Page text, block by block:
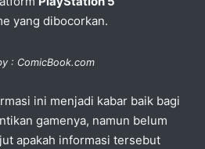
yang dibocorkan.
: ComicBook.com
ini menjadi kabar baik bagi
gamenya, namun belum
apakah informasi tersebut